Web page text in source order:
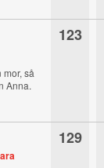
så
Anna.
123
129